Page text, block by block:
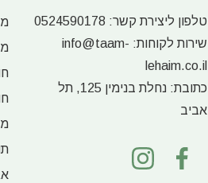
טלפון ליצירת קשר: 0524590178
שירות לקוחות: info@taam-
lehaim.co.il
כתובת:
נחלת בנימין 125, תל
אביב